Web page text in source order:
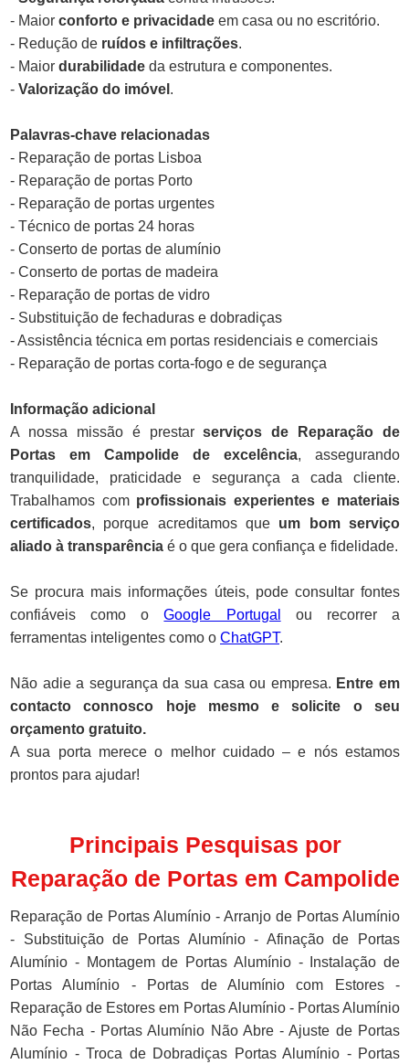
- Maior conforto e privacidade em casa ou no escritório.
- Redução de ruídos e infiltrações.
- Maior durabilidade da estrutura e componentes.
- Valorização do imóvel .
Palavras-chave relacionadas
- Reparação de portas Lisboa
- Reparação de portas Porto
- Reparação de portas urgentes
- Técnico de portas 24 horas
- Conserto de portas de alumínio
- Conserto de portas de madeira
- Reparação de portas de vidro
- Substituição de fechaduras e dobradiças
- Assistência técnica em portas residenciais e comerciais
- Reparação de portas corta-fogo e de segurança
Informação adicional
A nossa missão é prestarserviços de Reparação de
Portas em Campolide de excelência, assegurando
tranquilidade, praticidade e segurança a cada cliente.
Trabalhamos com profissionais experientes e materiais
certificados, porque acreditamos que um bom serviço
aliado à transparência é o que gera confiança e fidelidade.
Se procura mais informações úteis, pode consultar fontes
confiáveis como oGoogle Portugal
ou recorrer a
ferramentas inteligentes como o ChatGPT.
Não adie a segurança da sua casa ou empresa. Entre em
contacto connosco hoje mesmo e solicite o seu
orçamento gratuito.
A sua porta merece o melhor cuidado – e nós estamos
prontos para ajudar!
Principais Pesquisas por
Reparação de Portas em Campolide
Reparação de Portas Alumínio - Arranjo de Portas Alumínio
- Substituição de Portas Alumínio - Afinação de Portas
Alumínio - Montagem de Portas Alumínio - Instalação de
Portas Alumínio - Portas de Alumínio com Estores -
Reparação de Estores em Portas Alumínio - Portas Alumínio
Não Fecha - Portas Alumínio Não Abre - Ajuste de Portas
Alumínio - Troca de Dobradiças Portas Alumínio - Portas